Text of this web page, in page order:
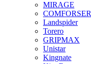
MIRAGE
COMFORSER
Landspider
Torero
GRIPMAX
Unistar
Kingnate